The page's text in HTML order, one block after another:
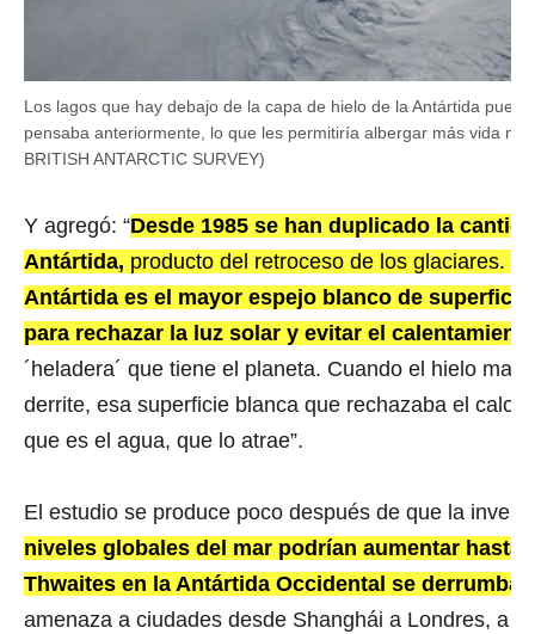
Los lagos que hay debajo de la capa de hielo de la Antártida
pensaba anteriormente, lo que les permitiría albergar más vida
BRITISH ANTARCTIC SURVEY)
Y agregó: “Desde 1985 se han duplicado la
Antártida, producto del retroceso de los glaciares.
Antártida es el mayor espejo blanco de
para rechazar la luz solar y evitar el
´heladera´ que tiene el planeta. Cuando el hielo
derrite, esa superficie blanca que rechazaba el
que es el agua, que lo atrae”.
El estudio se produce poco después de que la
niveles globales del mar podrían aumentar hasta
Thwaites en la Antártida Occidental se derrumba.
amenaza a ciudades desde Shanghái a Londres, a